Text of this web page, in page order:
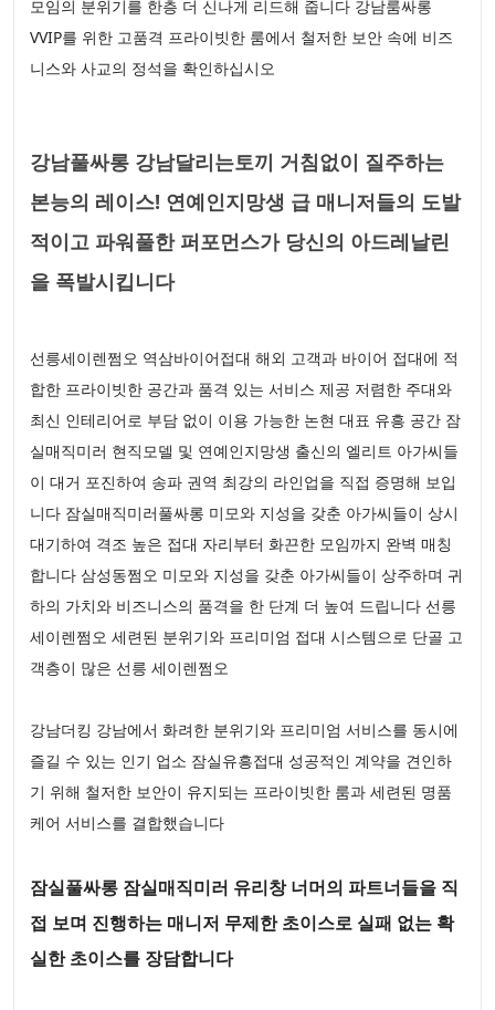
모임의 분위기를 한층 더 신나게 리드해 줍니다 강남룸싸롱
VVIP를 위한 고품격 프라이빗한 룸에서 철저한 보안 속에 비즈
니스와 사교의 정석을 확인하십시오
강남풀싸롱 강남달리는토끼 거침없이 질주하는
본능의 레이스! 연예인지망생 급 매니저들의 도발
적이고 파워풀한 퍼포먼스가 당신의 아드레날린
을 폭발시킵니다
선릉세이렌쩜오 역삼바이어접대 해외 고객과 바이어 접대에 적
합한 프라이빗한 공간과 품격 있는 서비스 제공 저렴한 주대와
최신 인테리어로 부담 없이 이용 가능한 논현 대표 유흥 공간 잠
실매직미러 현직모델 및 연예인지망생 출신의 엘리트 아가씨들
이 대거 포진하여 송파 권역 최강의 라인업을 직접 증명해 보입
니다 잠실매직미러풀싸롱 미모와 지성을 갖춘 아가씨들이 상시
대기하여 격조 높은 접대 자리부터 화끈한 모임까지 완벽 매칭
합니다 삼성동쩜오 미모와 지성을 갖춘 아가씨들이 상주하며 귀
하의 가치와 비즈니스의 품격을 한 단계 더 높여 드립니다 선릉
세이렌쩜오 세련된 분위기와 프리미엄 접대 시스템으로 단골 고
객층이 많은 선릉 세이렌쩜오
강남더킹 강남에서 화려한 분위기와 프리미엄 서비스를 동시에
즐길 수 있는 인기 업소 잠실유흥접대 성공적인 계약을 견인하
기 위해 철저한 보안이 유지되는 프라이빗한 룸과 세련된 명품
케어 서비스를 결합했습니다
잠실풀싸롱 잠실매직미러 유리창 너머의 파트너들을 직
접 보며 진행하는 매니저 무제한 초이스로 실패 없는 확
실한 초이스를 장담합니다